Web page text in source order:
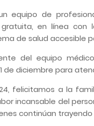
equipo de
en línea con
de salud accesible
del equipo
de diciembre para
felicitamos a la
incansable del
continúan trayendo